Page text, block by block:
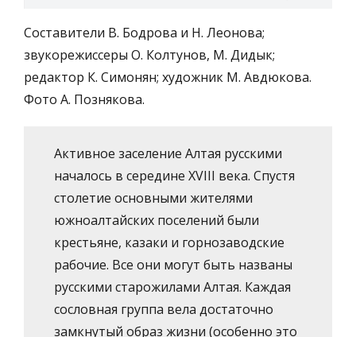
Составители В. Бодрова и Н. Леонова;
звукорежиссеры О. Колтунов, М. Дидык;
редактор К. Симонян; художник М. Авдюкова.
Фото А. Познякова.
Активное заселение Алтая русскими
началось в середине XVIII века. Спустя
столетие основными жителями
южноалтайских поселений были
крестьяне, казаки и горнозаводские
рабочие. Все они могут быть названы
русскими старожилами Алтая. Каждая
сословная группа вела достаточно
замкнутый образ жизни (особенно это